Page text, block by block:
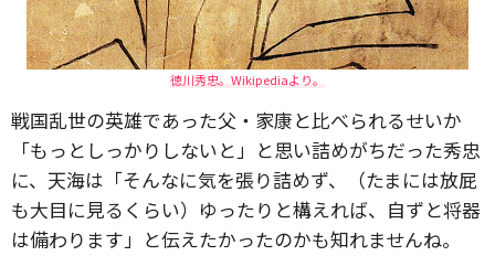
徳川秀忠。Wikipediaより。
戦国乱世の英雄であった父・家康と比べられるせいか
「もっとしっかりしないと」と思い詰めがちだった秀忠
に、天海は「そんなに気を張り詰めず、（たまには放屁
も大目に見るくらい）ゆったりと構えれば、自ずと将器
は備わります」と伝えたかったのかも知れませんね。